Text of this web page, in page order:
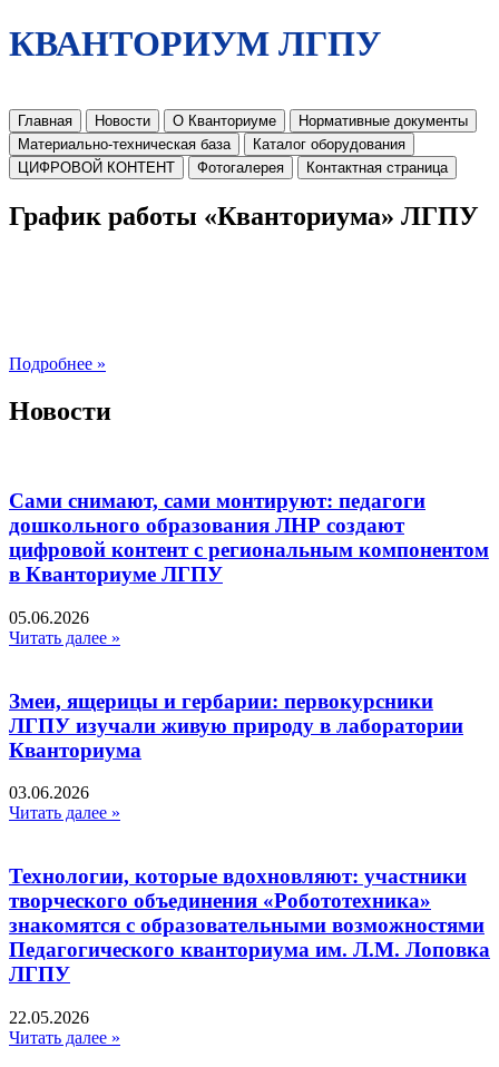
КВАНТОРИУМ ЛГПУ
Главная Новости О Кванториуме
Нормативные документы
Материально-техническая база
Каталог оборудования
ЦИФРОВОЙ КОНТЕНТ
Фотогалерея Контактная страница
График работы «Кванториума» ЛГПУ
Подробнее »
Новости
Сами снимают, сами монтируют: педагоги
дошкольного образования ЛНР создают
цифровой контент с региональным компонентом
в Кванториуме ЛГПУ​
05.06.2026
Читать далее »
Змеи, ящерицы и гербарии: первокурсники
ЛГПУ изучали живую природу в лаборатории
Кванториума
03.06.2026
Читать далее »
Технологии, которые вдохновляют: участники
творческого объединения «Робототехника»
знакомятся с образовательными возможностями
Педагогического кванториума им. Л.М. Лоповка
ЛГПУ
22.05.2026
Читать далее »